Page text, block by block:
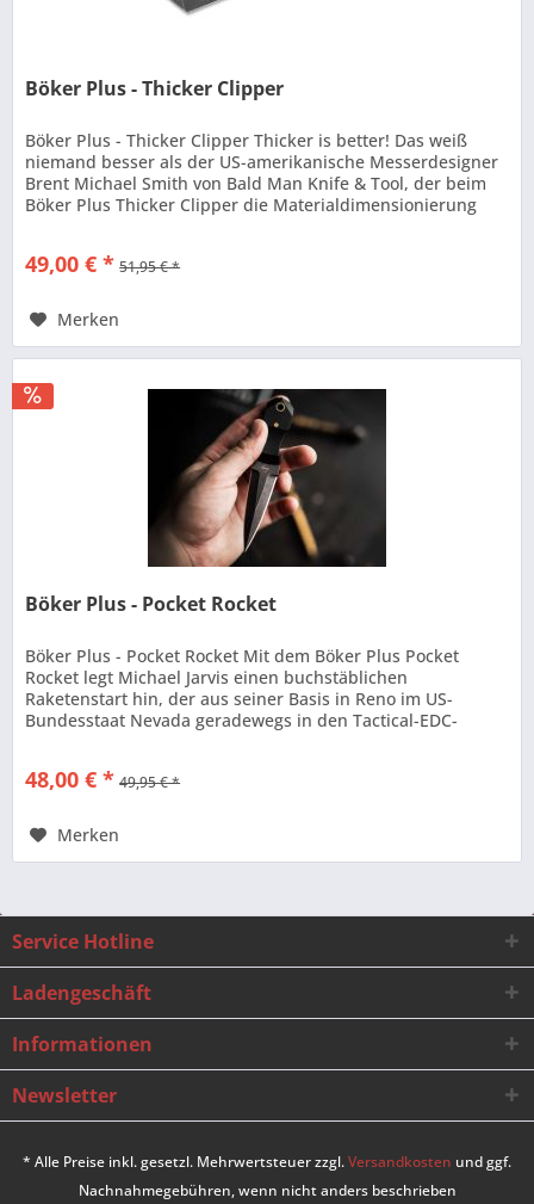
Böker Plus - Thicker Clipper
Böker Plus - Thicker Clipper Thicker is better! Das weiß
niemand besser als der US-amerikanische Messerdesigner
Brent Michael Smith von Bald Man Knife & Tool, der beim
Böker Plus Thicker Clipper die Materialdimensionierung
49,00 € * 51,95 € *
Merken
Böker Plus - Pocket Rocket
Böker Plus - Pocket Rocket Mit dem Böker Plus Pocket
Rocket legt Michael Jarvis einen buchstäblichen
Raketenstart hin, der aus seiner Basis in Reno im US-
Bundesstaat Nevada geradewegs in den Tactical-EDC-
48,00 € * 49,95 € *
Merken
Service Hotline
Ladengeschäft
Informationen
Newsletter
* Alle Preise inkl. gesetzl. Mehrwertsteuer zzgl.Versandkosten und ggf.
Nachnahmegebühren, wenn nicht anders beschrieben